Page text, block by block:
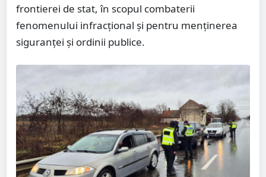
frontierei de stat, în scopul combaterii
fenomenului infracțional și pentru menținerea
siguranței și ordinii publice.